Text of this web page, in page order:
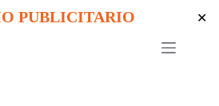
PUBLICITARIO ✕